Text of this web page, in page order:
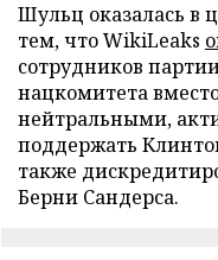
Шульц оказалась в
тем, что WikiLeaks
сотрудников
нацкомитета
нейтральными,
поддержать
также
Берни Сандерса.